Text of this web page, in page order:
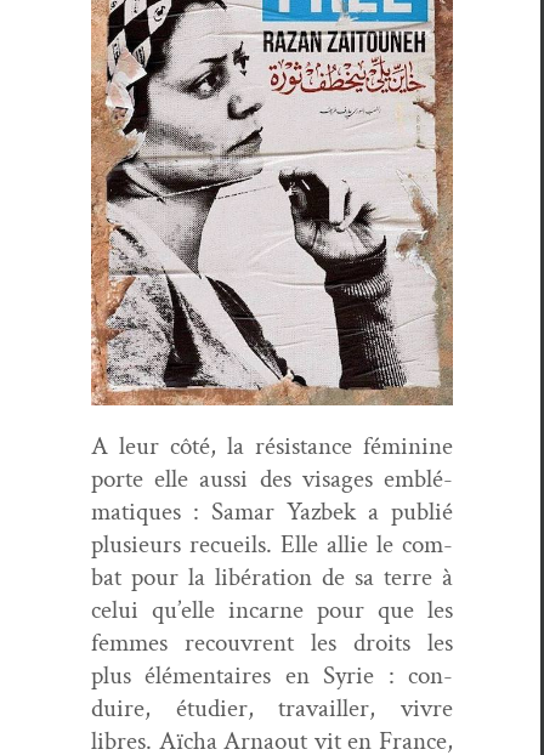
A leur côté, la résis­tance fémi­nine
porte elle aus­si des vis­ages emblé­
ma­tiques : Samar Yazbek a pub­lié
plusieurs recueils. Elle allie le com­
bat pour la libéra­tion de sa terre à
celui qu’elle incar­ne pour que les
femmes recou­vrent les droits les
plus élé­men­taires en Syrie : con­
duire, étudi­er, tra­vailler, vivre
libres. Aïcha Arnaout vit en France,